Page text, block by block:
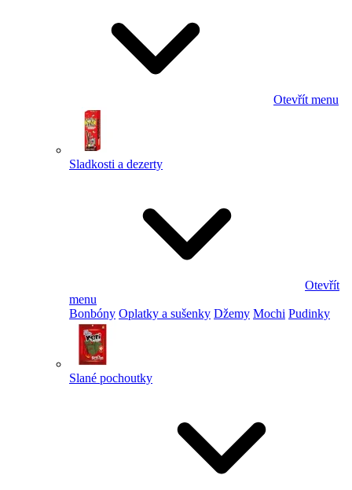
Otevřít menu
Sladkosti a dezerty
Otevřít
menu
Bonbóny Oplatky a sušenky Džemy Mochi Pudinky
Slané pochoutky